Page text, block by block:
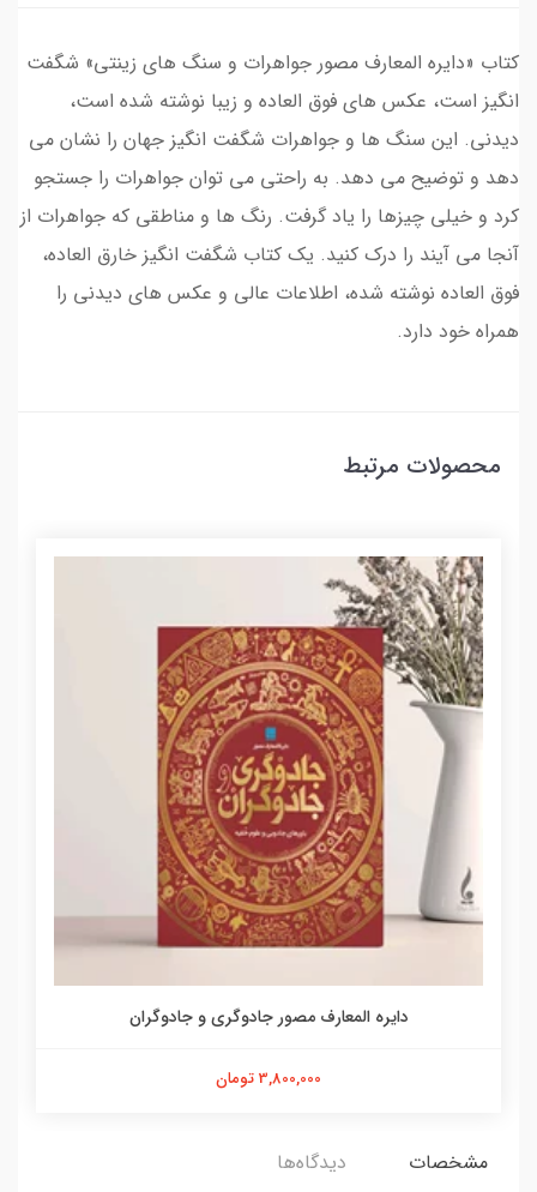
کتاب «دایره المعارف مصور جواهرات و سنگ های زینتی» شگفت
انگیز است، عکس های فوق العاده و زیبا نوشته شده است،
دیدنی. این سنگ ها و جواهرات شگفت انگیز جهان را نشان می
دهد و توضیح می دهد. به راحتی می توان جواهرات را جستجو
کرد و خیلی چیزها را یاد گرفت. رنگ ها و مناطقی که جواهرات از
آنجا می آیند را درک کنید. یک کتاب شگفت انگیز خارق العاده،
فوق العاده نوشته شده، اطلاعات عالی و عکس های دیدنی را
همراه خود دارد.
محصولات مرتبط
دایره المعارف مصور جادوگری و جادوگران
3,800,000 تومان
مشخصات دیدگاه‌ها